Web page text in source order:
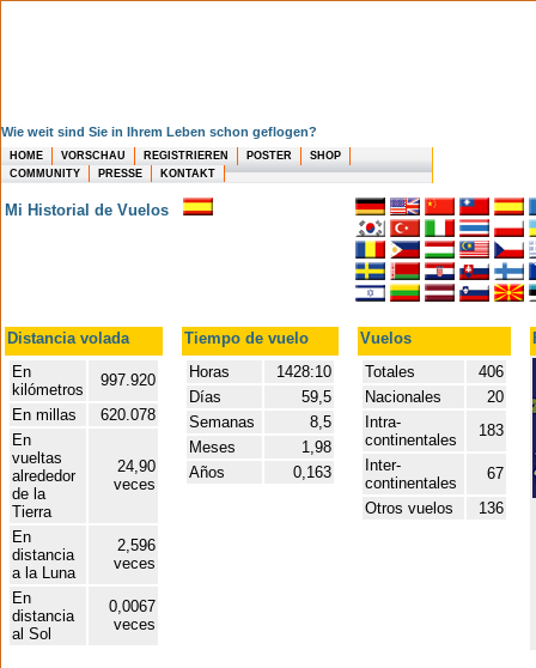
Wie weit sind Sie in Ihrem Leben schon geflogen?
HOME VORSCHAU REGISTRIEREN POSTER
SHOP
COMMUNITY
PRESSE KONTAKT
Mi Historial de Vuelos
Distancia volada Tiempo de vuelo Vuelos
En
kilómetros
997.920
En millas
620.078
En
vueltas
alrededor
de la
Tierra
24,90
veces
En
distancia
a la Luna
2,596
veces
En
distancia
al Sol
0,0067
veces
Horas
1428:10
Días
59,5
Semanas
8,5
Meses
1,98
Años
0,163
Totales
406
Nacionales
20
Intra-
continentales
183
Inter-
continentales
67
Otros vuelos
136